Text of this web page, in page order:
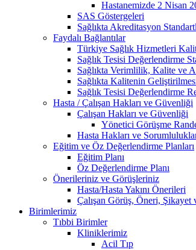
Hastanemizde 2 Nisan
SAS Göstergeleri
Sağlıkta Akreditasyon
Faydalı Bağlantılar
Türkiye Sağlık Hizmetleri
Sağlık Tesisi Değerlendirme
Sağlıkta Verimlilik, Kalite ve
Sağlıkta Kalitenin
Sağlık Tesisi Değerlendirme
Hasta / Çalışan Hakları ve Güvenliği
Çalışan Hakları ve Güvenliği
Yönetici Görüşme
Hasta Hakları ve
Eğitim ve Öz Değerlendirme Planları
Eğitim Planı
Öz Değerlendirme Planı
Önerileriniz ve Görüşleriniz
Hasta/Hasta Yakını Önerileri
Çalışan Görüş, Öneri,
Birimlerimiz
Tıbbi Birimler
Kliniklerimiz
Acil Tıp